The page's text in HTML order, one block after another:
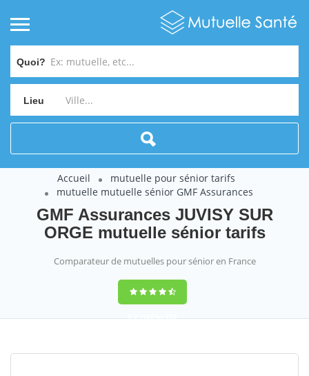
Quoi?
Lieu
Accueil
mutuelle pour sénior tarifs
mutuelle mutuelle sénior GMF Assurances
GMF Assurances JUVISY SUR
ORGE mutuelle sénior tarifs
Comparateur de mutuelles pour sénior en France
9,2(100%)452